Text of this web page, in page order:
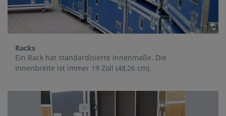
Racks
Ein Rack hat standardisierte Innenmaße. Die
Innenbreite ist immer 19 Zoll (48,26 cm).